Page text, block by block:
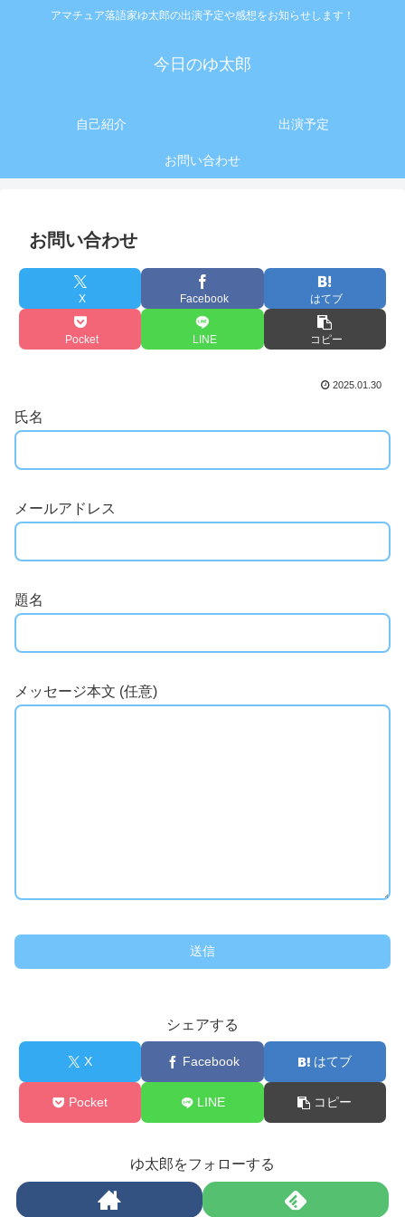
アマチュア落語家ゆ太郎の出演予定や感想をお知らせします！
今日のゆ太郎
自己紹介 出演予定
お問い合わせ
お問い合わせ
X Facebook はてブ
Pocket LINE コピー
2025.01.30
氏名
メールアドレス
題名
メッセージ本文 (任意)
シェアする
X Facebook はてブ
Pocket LINE コピー
ゆ太郎をフォローする